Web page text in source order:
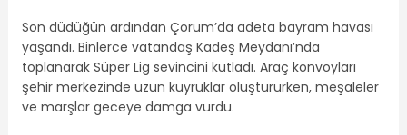
Son düdüğün ardından Çorum’da adeta bayram havası
yaşandı. Binlerce vatandaş Kadeş Meydanı’nda
toplanarak Süper Lig sevincini kutladı. Araç konvoyları
şehir merkezinde uzun kuyruklar oluştururken, meşaleler
ve marşlar geceye damga vurdu.